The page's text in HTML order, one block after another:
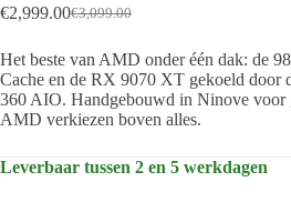
€3,099.00
Oorspronkelijke
was:
€3,099.00.
€2,999.00Huidige
is:
€2,999.00.
Het beste van AMD onder één dak: de
Cache en de RX 9070 XT gekoeld door
360 AIO. Handgebouwd in Ninove voor
AMD verkiezen boven alles.
Leverbaar tussen 2 en 5 werkdagen